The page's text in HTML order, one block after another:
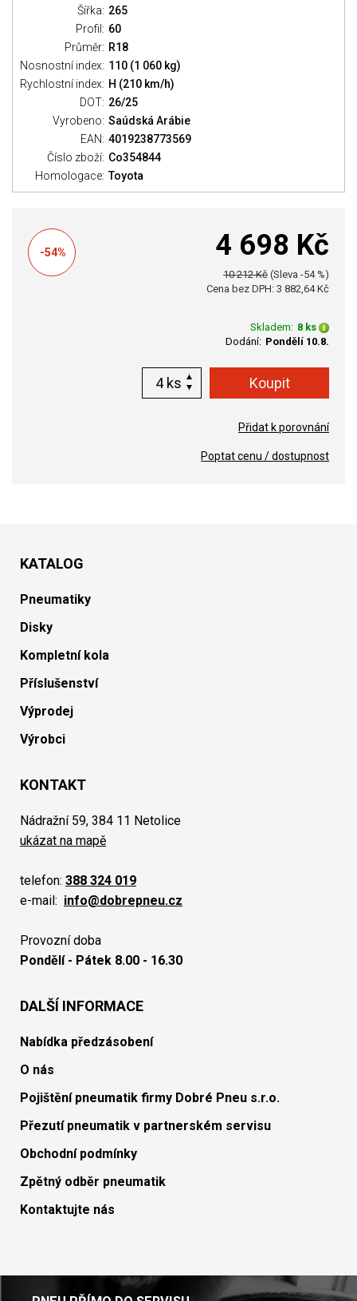
Šířka: 265
Profil: 60
Průměr: R18
Nosnostní index: 110 (1 060 kg)
Rychlostní index: H (210 km/h)
DOT: 26/25
Vyrobeno: Saúdská Arábie
EAN: 4019238773569
Číslo zboží: Co354844
Homologace: Toyota
-54% 4 698 Kč
10 212 Kč (Sleva -54 %)
Cena bez DPH: 3 882,64 Kč
Skladem: 8 ks
Dodání: Pondělí 10.8.
ks
Přidat k porovnání
Poptat cenu / dostupnost
KATALOG
Pneumatiky
Disky
Kompletní kola
Příslušenství
Výprodej
Výrobci
KONTAKT
Nádražní 59, 384 11 Netolice
ukázat na mapě
telefon: 388 324 019
e-mail: info@dobrepneu.cz
Provozní doba
Pondělí - Pátek 8.00 - 16.30
DALŠÍ INFORMACE
Nabídka předzásobení
O nás
Pojištění pneumatik firmy Dobré Pneu s.r.o.
Přezutí pneumatik v partnerském servisu
Obchodní podmínky
Zpětný odběr pneumatik
Kontaktujte nás